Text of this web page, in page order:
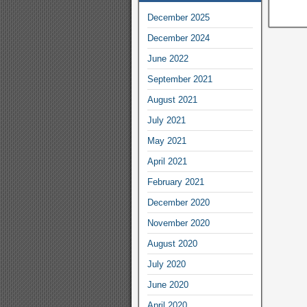
December 2025
December 2024
June 2022
September 2021
August 2021
July 2021
May 2021
April 2021
February 2021
December 2020
November 2020
August 2020
July 2020
June 2020